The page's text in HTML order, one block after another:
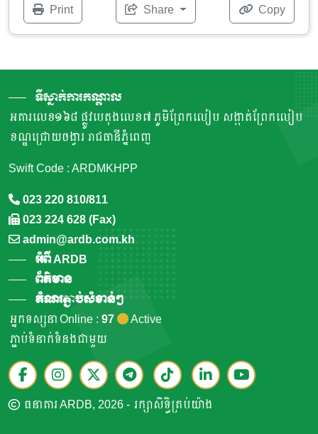
Print Share Copy
ទីស្នាក់ការកណ្តាល
អគារលេខ១៦៨ ផ្លូវបេតុងលេខ៧ ភូមិព្រែកលៀប សង្កាត់ព្រែកលៀប
ខណ្ឌជ្រោយចង្វារ រាជធានីភ្នំពេញ
Swift Code : ARDMKHPP
023 220 810/811
023 224 628 (Fax)
admin@ardb.com.kh
អំពី ARDB
ព័ត៌មាន
តំណរភ្ជាប់សំខាន់ៗ
អ្នកទស្សនា Online : 97
Active
ភ្ជាប់ទំនាក់ទំនងជាមួយ
ធនាគារ ARDB, 2026 - រក្សាសិទ្ធិគ្រប់យ៉ាង